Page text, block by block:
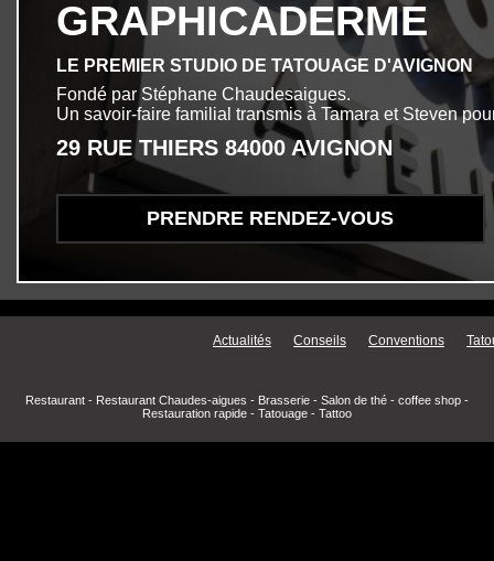
GRAPHICADERME
LE PREMIER STUDIO DE TATOUAGE D'AVIGNON
Fondé par Stéphane Chaudesaigues.
Un savoir-faire familial transmis à Tamara et Steven
29 RUE THIERS 84000 AVIGNON
PRENDRE RENDEZ-VOUS
Menu secondaire
Actualités Conseils Conventions
Restaurant - Restaurant Chaudes-aigues - Brasserie - Salon de thé - coffee shop -
Restauration rapide - Tatouage - Tattoo